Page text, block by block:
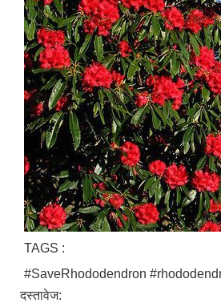
TAGS :
#SaveRhododendron
दस्तावेज: